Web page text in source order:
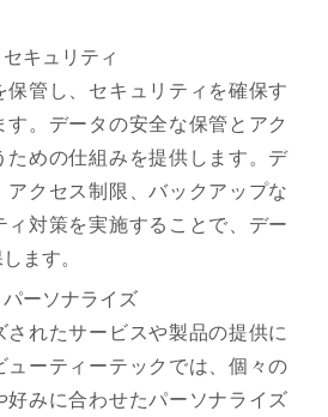
キュリティ
保管し、セキュリティを確保す
す。データの安全な保管とアク
ための仕組みを提供します。デ
アクセス制限、バックアップな
ィ対策を実施することで、デー
ます。
ーソナライズ
されたサービスや製品の提供に
ューティーテックでは、個々の
好みに合わせたパーソナライズ